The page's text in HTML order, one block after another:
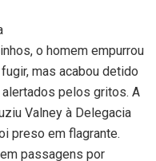
o homem empurrou
mas acabou detido
pelos gritos. A
Valney à Delegacia
preso em flagrante.
passagens por